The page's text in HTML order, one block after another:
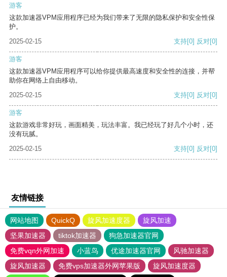
游客
这款加速器VPM应用程序已经为我们带来了无限的隐私保护和安全性保
护。
2025-02-15
支持[0] 反对[0]
游客
这款加速器VPM应用程序可以给你提供最高速度和安全性的连接，并帮
助你在网络上自由移动。
2025-02-15
支持[0] 反对[0]
游客
这款游戏非常好玩，画面精美，玩法丰富。我已经玩了好几个小时，还
没有玩腻。
2025-02-15
支持[0] 反对[0]
友情链接
网站地图 QuickQ 旋风加速度器
旋风加速
坚果加速器
tiktok加速器
狗急加速器官网
免费vqn外网加速
小蓝鸟 优途加速器官网
风驰加速器
旋风加速器
免费vps加速器外网苹果版 旋风加速度器